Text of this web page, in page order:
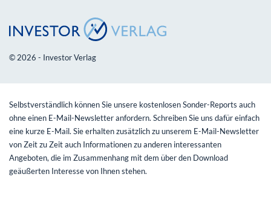
© 2026 - Investor Verlag
Selbstverständlich können Sie unsere kostenlosen Sonder-Reports auch
ohne einen E-Mail-Newsletter anfordern. Schreiben Sie uns dafür einfach
eine kurze E-Mail. Sie erhalten zusätzlich zu unserem E-Mail-Newsletter
von Zeit zu Zeit auch Informationen zu anderen interessanten
Angeboten, die im Zusammenhang mit dem über den Download
geäußerten Interesse von Ihnen stehen.